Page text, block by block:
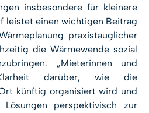
insbesondere für kleinere
leistet einen wichtigen Beitrag
praxistauglicher
die Wärmewende sozial
„Mieterinnen und
darüber, wie die
künftig organisiert wird und
Lösungen perspektivisch zur